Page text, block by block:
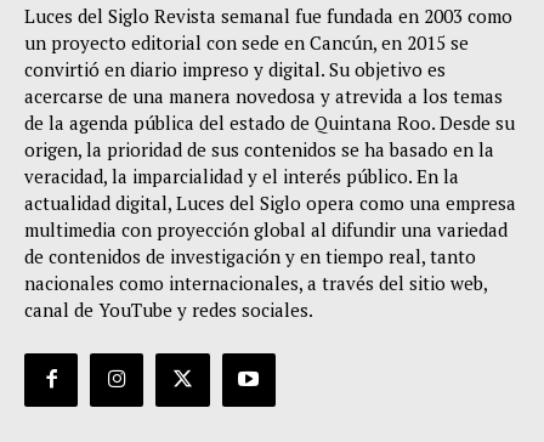
Luces del Siglo Revista semanal fue fundada en 2003 como
un proyecto editorial con sede en Cancún, en 2015 se
convirtió en diario impreso y digital. Su objetivo es
acercarse de una manera novedosa y atrevida a los temas
de la agenda pública del estado de Quintana Roo. Desde su
origen, la prioridad de sus contenidos se ha basado en la
veracidad, la imparcialidad y el interés público. En la
actualidad digital, Luces del Siglo opera como una empresa
multimedia con proyección global al difundir una variedad
de contenidos de investigación y en tiempo real, tanto
nacionales como internacionales, a través del sitio web,
canal de YouTube y redes sociales.